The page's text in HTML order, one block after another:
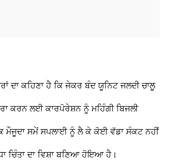
ਦਾ ਕਹਿਣਾ ਹੈ ਕਿ ਜੇਕਰ ਬੰਦ ਯੂਨਿਟ ਜਲਦੀ ਚਾਲੂ
ਕਰਨ ਲਈ ਕਾਰਪੋਰੇਸ਼ਨ ਨੂੰ ਮਹਿੰਗੀ ਬਿਜਲੀ
ਮੌਜੂਦਾ ਸਮੇਂ ਸਪਲਾਈ ਨੂੰ ਲੈ ਕੇ ਕੋਈ ਵੱਡਾ ਸੰਕਟ ਨਹੀਂ
ਚਿੰਤਾ ਦਾ ਵਿਸ਼ਾ ਬਣਿਆ ਹੋਇਆ ਹੈ।